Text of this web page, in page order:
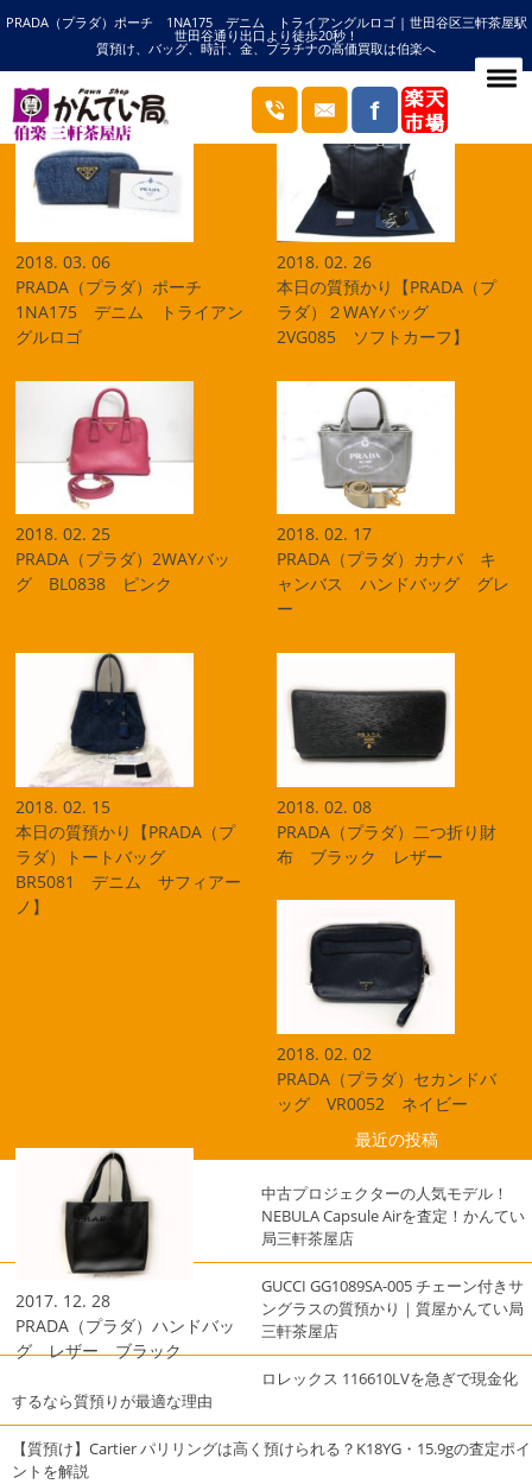
PRADA（プラダ）ポーチ 1NA175 デニム トライアングルロゴ | 世田谷区三軒茶屋駅
世田谷通り出口より徒歩20秒！
質預け、バッグ、時計、金、プラチナの高価買取は伯楽へ
HOME PRADAの記事一覧
ブログ
2018. 03. 06
PRADA（プラダ）ポーチ
1NA175 デニム トライアン
グルロゴ
2018. 02. 26
本日の質預かり【PRADA（プ
ラダ）２WAYバッグ
2VG085 ソフトカーフ】
2018. 02. 25
PRADA（プラダ）2WAYバッ
グ BL0838 ピンク
2018. 02. 17
PRADA（プラダ）カナパ キ
ャンバス ハンドバッグ グレ
ー
2018. 02. 15
本日の質預かり【PRADA（プ
ラダ）トートバッグ
BR5081 デニム サフィアー
ノ】
2018. 02. 08
PRADA（プラダ）二つ折り財
布 ブラック レザー
2018. 02. 02
PRADA（プラダ）セカンドバ
ッグ VR0052 ネイビー
2017. 12. 28
PRADA（プラダ）ハンドバッ
グ レザー ブラック
最近の投稿
中古プロジェクターの人気モデル！
NEBULA Capsule Airを査定！かんてい
局三軒茶屋店
GUCCI GG1089SA-005 チェーン付きサ
ングラスの質預かり｜質屋かんてい局
三軒茶屋店
ロレックス 116610LVを急ぎで現金化
するなら質預りが最適な理由
【質預け】Cartier パリリングは高く預けられる？K18YG・15.9gの査定ポイ
ントを解説